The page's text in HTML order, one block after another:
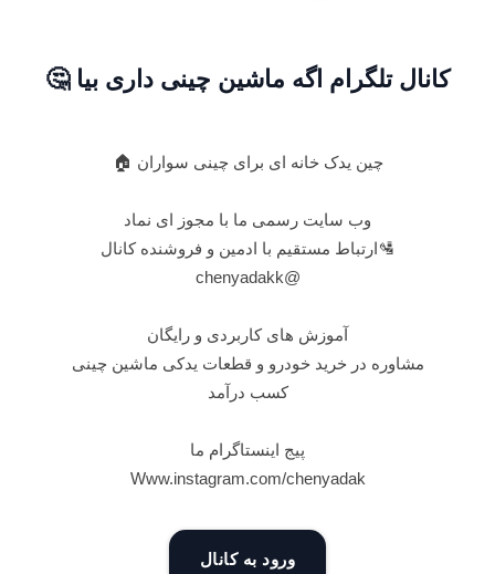
کانال تلگرام اگه ماشین چينی داری بیا 🤔
چین یدک خانه ای برای چینی سواران 🏠
وب سایت رسمی ما با مجوز ای نماد
🛂ارتباط مستقیم با ادمین و فروشنده کانال
@chenyadakk
آموزش های کاربردی و رایگان
مشاوره در خرید خودرو و قطعات یدکی ماشین چینی
کسب درآمد
پیج اینستاگرام ما
Www.instagram.com/chenyadak
ورود به کانال